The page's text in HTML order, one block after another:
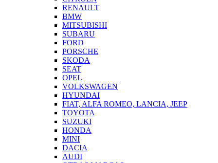
RENAULT
BMW
MITSUBISHI
SUBARU
FORD
PORSCHE
SKODA
SEAT
OPEL
VOLKSWAGEN
HYUNDAI
FIAT, ALFA ROMEO, LANCIA, JEEP
TOYOTA
SUZUKI
HONDA
MINI
DACIA
AUDI